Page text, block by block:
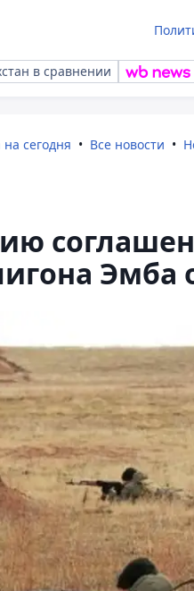
в сравнении
сегодня Все новости